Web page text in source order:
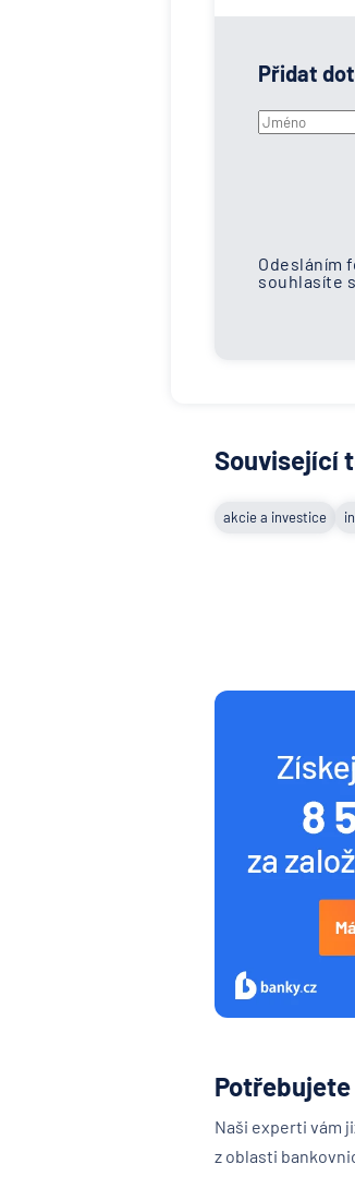
Přidat
Odesláním
souhlasíte s
Související
akcie a investice
Naši experti vám
z oblasti